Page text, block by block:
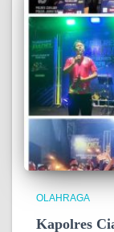
OLAHRAGA
Kapolres